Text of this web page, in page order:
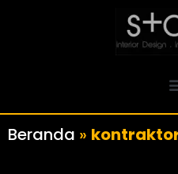
Beranda »